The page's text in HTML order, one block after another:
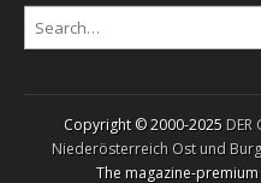
Copyright © 2000-2025
Niederösterreich Ost und
The magazine-